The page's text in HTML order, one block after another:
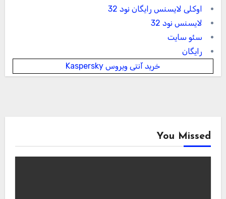
اوکلی لایسنس رایگان نود 32
لایسنس نود 32
سئو سایت
رایگان
خرید آنتی ویروس Kaspersky
You Missed